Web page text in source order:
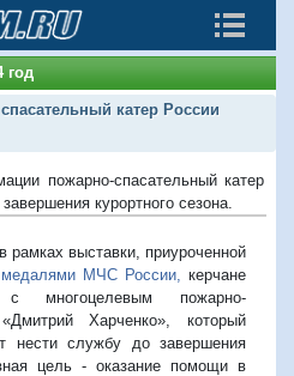
год
катер России
пожарно-спасательный катер
курортного сезона.
рамках выставки, приуроченной
МЧС России,
керчане
с многоцелевым пожарно-
Харченко», который
нести службу до завершения
цель - оказание помощи в